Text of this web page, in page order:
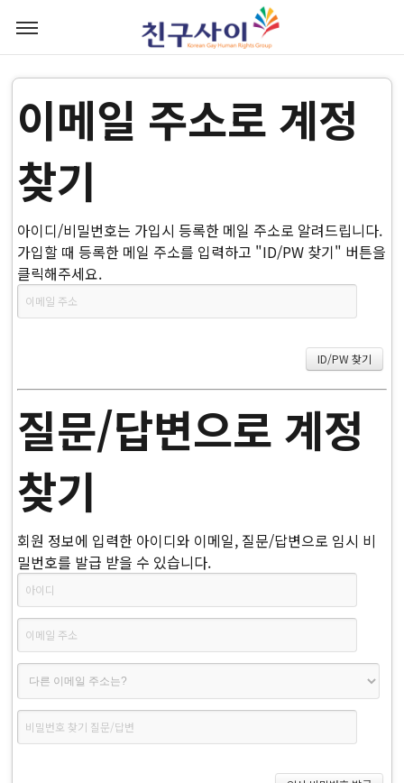
이메일 주소로 계정
찾기
아이디/비밀번호는 가입시 등록한 메일 주소로 알려드립니다.
가입할 때 등록한 메일 주소를 입력하고 "ID/PW 찾기" 버튼을
클릭해주세요.
질문/답변으로 계정
찾기
회원 정보에 입력한 아이디와 이메일, 질문/답변으로 임시 비
밀번호를 발급 받을 수 있습니다.